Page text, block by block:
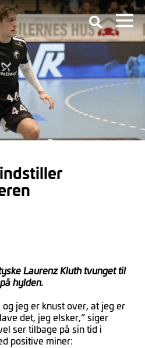
Laurenz Kluth tvunget til
hylden.
jeg er knust over, at jeg er
det, jeg elsker,” siger
ser tilbage på sin tid i
positive miner: